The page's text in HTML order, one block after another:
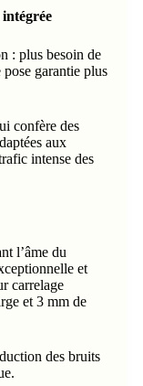
intégrée
: plus besoin de
pose garantie plus
confère des
aux
intense des
l’âme du
et
carrelage
et 3 mm de
des bruits